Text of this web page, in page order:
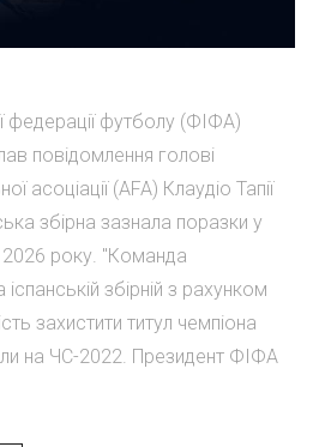
федерації футболу (ФІФА)
повідомлення голові
асоціації (AFA) Клаудіо Тапії
збірна зазнала поразки у
2026 року. "Команда
збірній з рахунком
захистити титул чемпіона
на ЧС-2022. Президент ФІФА